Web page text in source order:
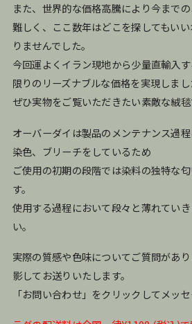
また、世界的な価格高騰により今まで
難しく、ここ数年はどこを探してもい
りませんでした。
今回運よくイラン現地から少量直輸入
限りのリーズナブルな価格を実現しまし
ぜひ実物をご覧いただきたい素敵な絨
オーバーダイは製品のメンテナンス過
染色、ブリーチをしているため
ご使用の初期の段階では染料の独特な
す。
使用する過程において段々と薄れてい
い。
実際の質感や色味についてご質問があ
影してお送りいたします。
「お問い合わせ」をクリックしてメッセ